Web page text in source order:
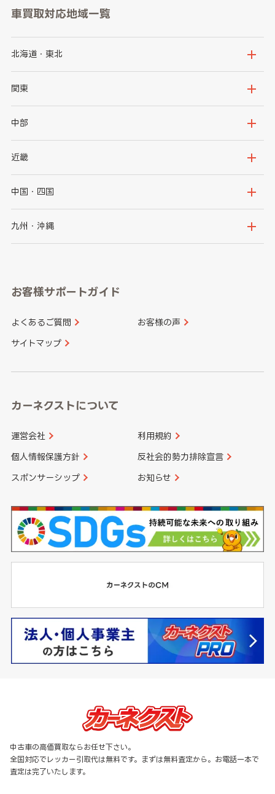
車買取対応地域一覧
北海道・東北
北海道
岩手県
秋田県
関東
茨城県
群馬県
千葉県
神奈川県
中部
新潟県
石川県
山梨県
愛知県
近畿
大阪府
京都府
和歌山県
中国・四国
鳥取県
山口県
香川県 愛媛県
九州・沖縄
長崎県
大分県 宮崎県
お客様サポートガイド
よくあるご質問 お客様の声
サイトマップ
カーネクストについて
運営会社 利用規約
個人情報保護方針 反社会的勢力排除宣言
スポンサーシップ お知らせ
中古車の高価買取ならお任せ下さい。
全国対応でレッカー引取代は無料です。まずは無料査定から。お電話一本で
査定は完了いたします。